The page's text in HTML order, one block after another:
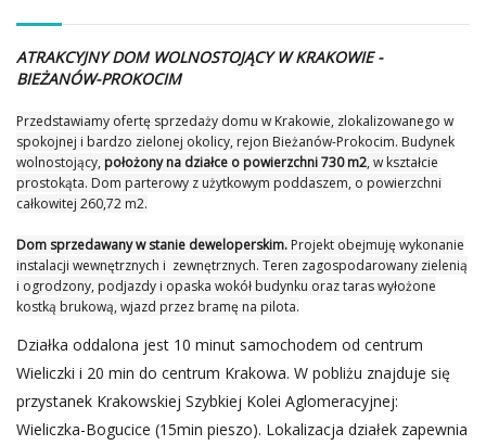
ATRAKCYJNY DOM WOLNOSTOJĄCY W KRAKOWIE -
BIEŻANÓW-PROKOCIM
Przedstawiamy ofertę sprzedaży domu w Krakowie, zlokalizowanego w
spokojnej i bardzo zielonej okolicy, rejon Bieżanów-Prokocim. Budynek
wolnostojący, położony na działce o powierzchni 730 m2, w kształcie
prostokąta. Dom parterowy z użytkowym poddaszem, o powierzchni
całkowitej 260,72 m2.
Dom sprzedawany w stanie deweloperskim. Projekt obejmuję wykonanie
instalacji wewnętrznych i zewnętrznych. Teren zagospodarowany zielenią
i ogrodzony, podjazdy i opaska wokół budynku oraz taras wyłożone
kostką brukową, wjazd przez bramę na pilota.
Działka oddalona jest 10 minut samochodem od centrum
Wieliczki i 20 min do centrum Krakowa. W pobliżu znajduje się
przystanek Krakowskiej Szybkiej Kolei Aglomeracyjnej:
Wieliczka-Bogucice (15min pieszo). Lokalizacja działek zapewnia